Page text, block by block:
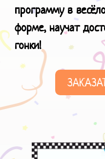
программу в
форме, научат
гонки!